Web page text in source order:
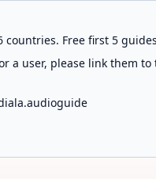
Free first 5
a user, please link them